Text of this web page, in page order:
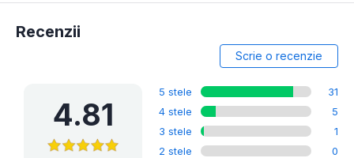
Recenzii
Scrie o recenzie
4.81
5 stele
31
4 stele
5
3 stele
1
2 stele
0